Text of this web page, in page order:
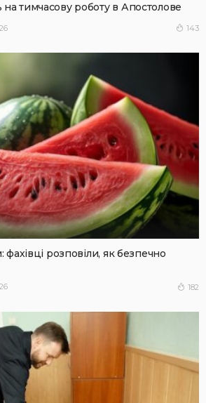
тимчасову роботу в Апостолове
143
фахівці розповіли, як безпечно
182